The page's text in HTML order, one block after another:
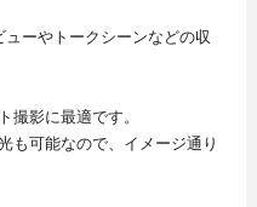
ーやトークシーンなどの収
撮影に最適です。
も可能なので、イメージ通り